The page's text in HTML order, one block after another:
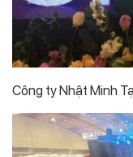
Công ty Nhật Minh